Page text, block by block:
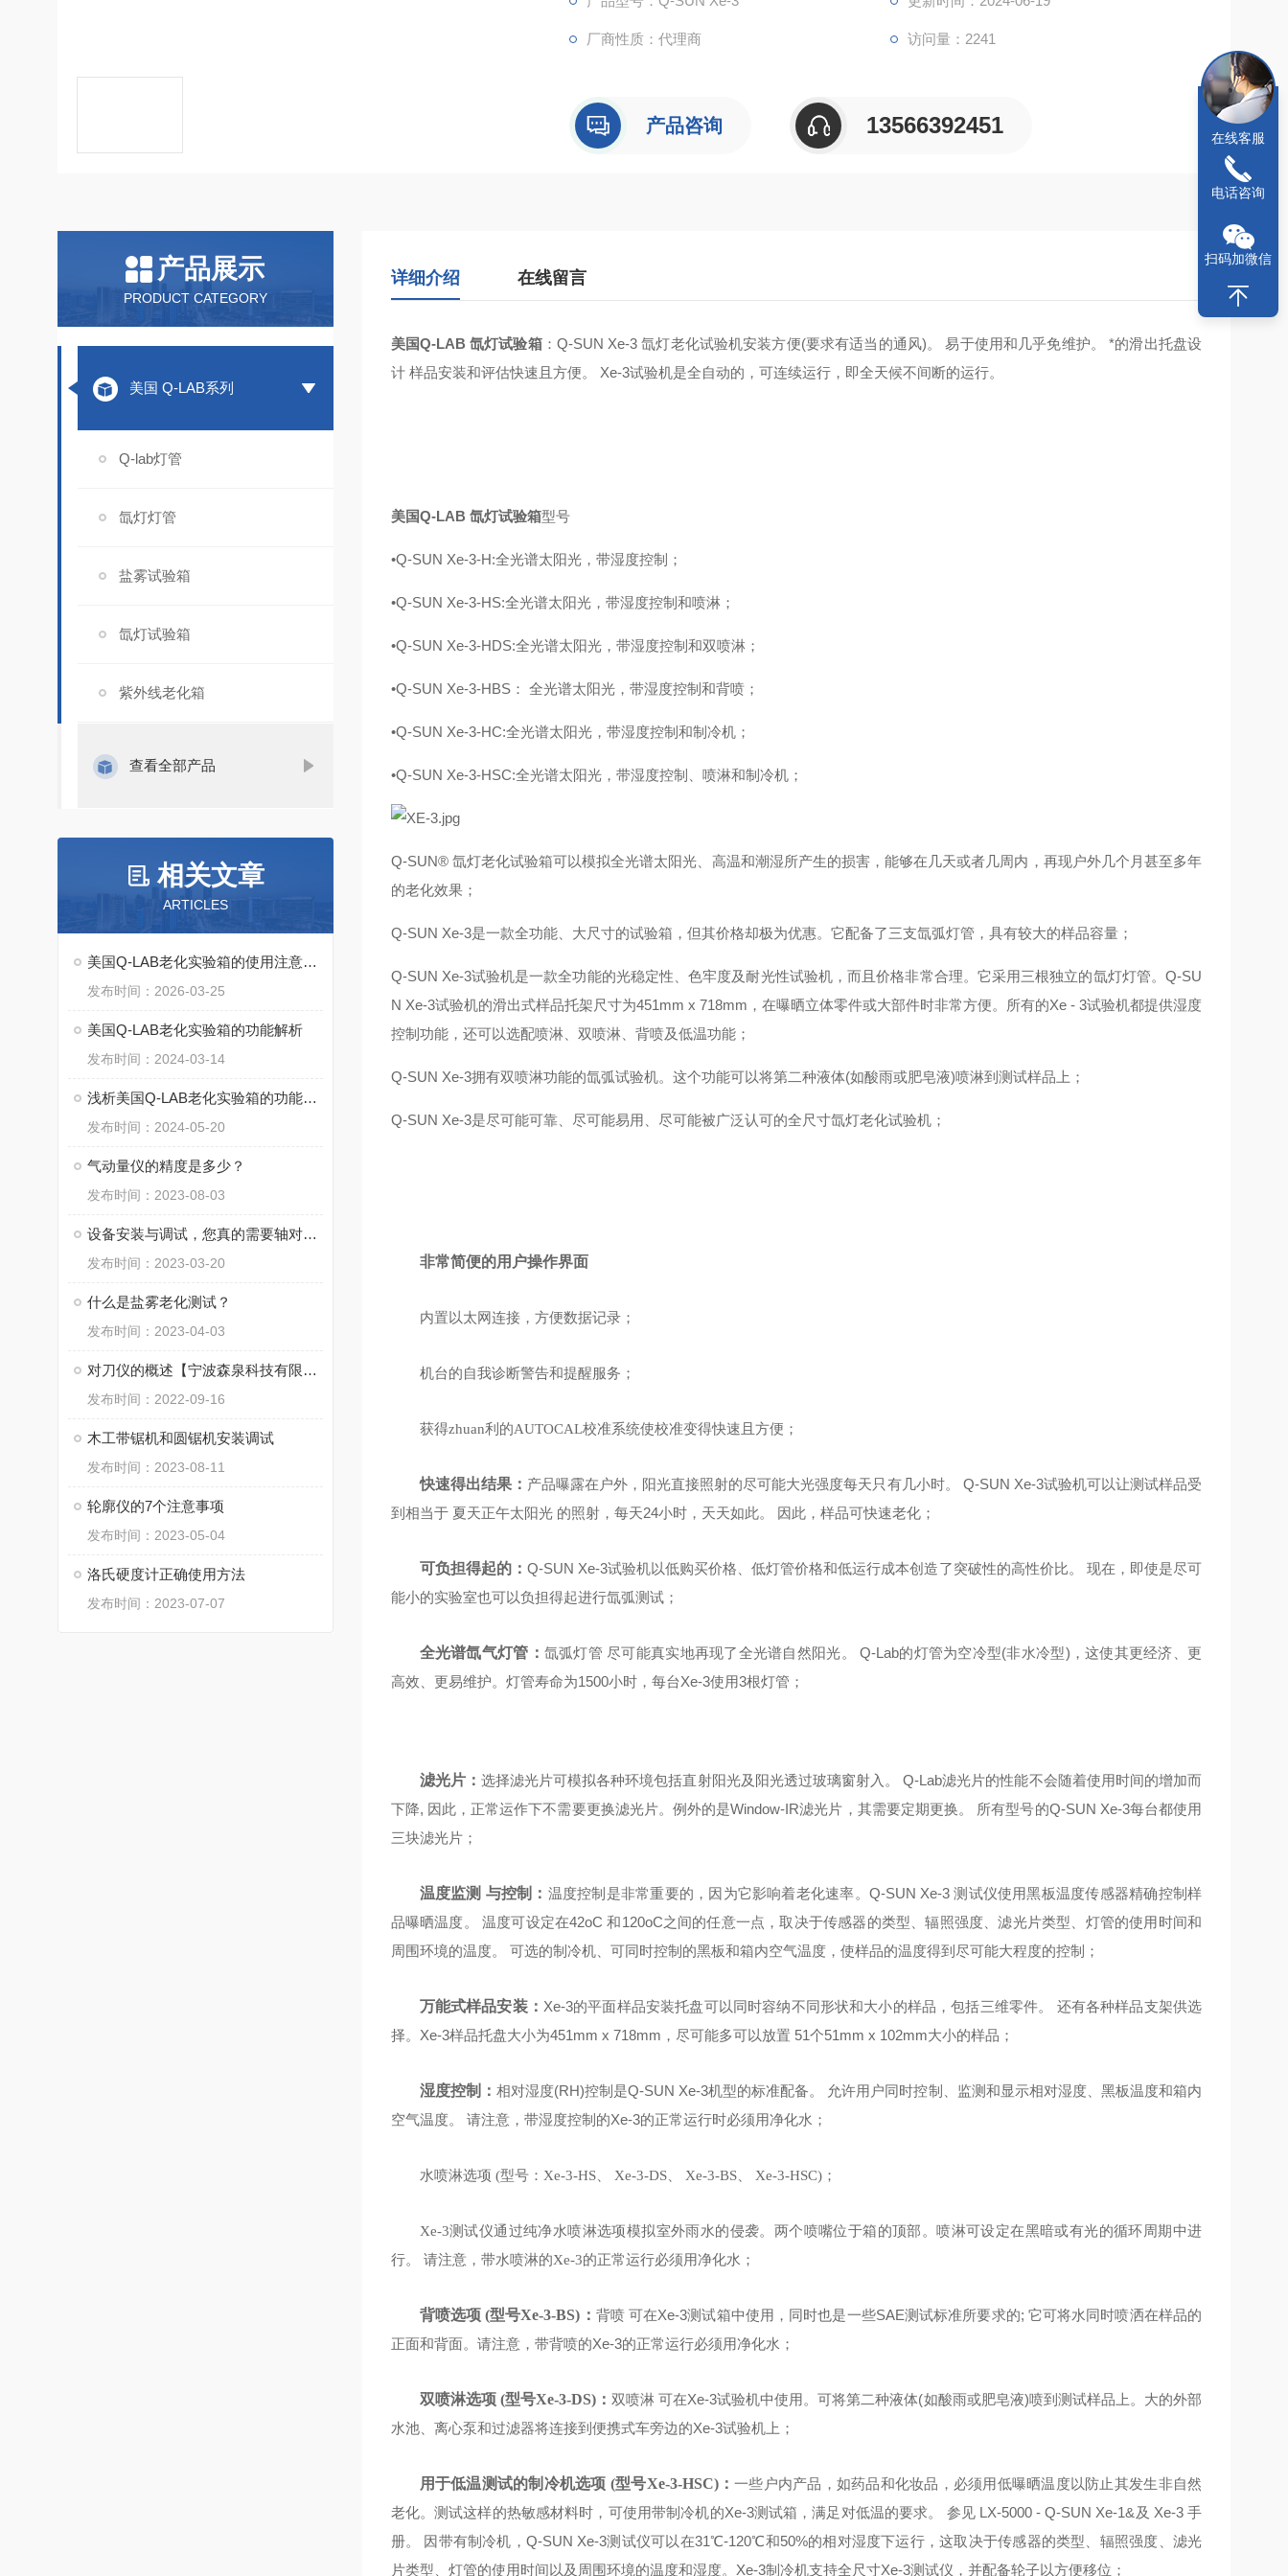
厂商性质：代理商 访问量：2241
产品咨询 13566392451
产品展示
PRODUCT CATEGORY
美国 Q-LAB系列
Q-lab灯管
氙灯灯管
盐雾试验箱
氙灯试验箱
紫外线老化箱
查看全部产品
相关文章
ARTICLES
美国Q-LAB老化实验箱的使用注意事项
发布时间：2026-03-25
美国Q-LAB老化实验箱的功能解析
发布时间：2024-03-14
浅析美国Q-LAB老化实验箱的功能特点
发布时间：2024-05-20
气动量仪的精度是多少？
发布时间：2023-08-03
设备安装与调试，您真的需要轴对中公差吗？
发布时间：2023-03-20
什么是盐雾老化测试？
发布时间：2023-04-03
对刀仪的概述【宁波森泉科技有限公司】
发布时间：2022-09-16
木工带锯机和圆锯机安装调试
发布时间：2023-08-11
轮廓仪的7个注意事项
发布时间：2023-05-04
洛氏硬度计正确使用方法
发布时间：2023-07-07
详细介绍 在线留言
美国Q-LAB 氙灯试验箱： Q-SUN Xe-3 氙灯老化试验机安装方便(要求有适当的通风)。 易于使用和几乎免维护。 *的滑出托盘设
计 样品安装和评估快速且方便。 Xe-3试验机是全自动的，可连续运行，即全天候不间断的运行。
美国Q-LAB 氙灯试验箱型号
•Q-SUN Xe-3-H:全光谱太阳光，带湿度控制；
•Q-SUN Xe-3-HS:全光谱太阳光，带湿度控制和喷淋；
•Q-SUN Xe-3-HDS:全光谱太阳光，带湿度控制和双喷淋；
•Q-SUN Xe-3-HBS： 全光谱太阳光，带湿度控制和背喷；
•Q-SUN Xe-3-HC:全光谱太阳光，带湿度控制和制冷机；
•Q-SUN Xe-3-HSC:全光谱太阳光，带湿度控制、喷淋和制冷机；
Q-SUN® 氙灯老化试验箱可以模拟全光谱太阳光、高温和潮湿所产生的损害，能够在几天或者几周内，再现户外几个月甚至多年
的老化效果；
Q-SUN Xe-3是一款全功能、大尺寸的试验箱，但其价格却极为优惠。它配备了三支氙弧灯管，具有较大的样品容量；
Q-SUN Xe-3试验机是一款全功能的光稳定性、色牢度及耐光性试验机，而且价格非常合理。它采用三根独立的氙灯灯管。Q-SU
N Xe-3试验机的滑出式样品托架尺寸为451mm x 718mm，在曝晒立体零件或大部件时非常方便。所有的Xe - 3试验机都提供湿度
控制功能，还可以选配喷淋、双喷淋、背喷及低温功能；
Q-SUN Xe-3拥有双喷淋功能的氙弧试验机。这个功能可以将第二种液体(如酸雨或肥皂液)喷淋到测试样品上；
Q-SUN Xe-3是尽可能可靠、尽可能易用、尽可能被广泛认可的全尺寸氙灯老化试验机；
非常简便的用户操作界面
内置以太网连接，方便数据记录；
机台的自我诊断警告和提醒服务；
获得zhuan利的AUTOCAL校准系统使校准变得快速且方便；
快速得出结果： 产品曝露在户外，阳光直接照射的尽可能大光强度每天只有几小时。 Q-SUN Xe-3试验机可以让测试样品受
到相当于 夏天正午太阳光 的照射，每天24小时，天天如此。 因此，样品可快速老化；
可负担得起的： Q-SUN Xe-3试验机以低购买价格、低灯管价格和低运行成本创造了突破性的高性价比。 现在，即使是尽可
能小的实验室也可以负担得起进行氙弧测试；
全光谱氙气灯管： 氙弧灯管 尽可能真实地再现了全光谱自然阳光。 Q-Lab的灯管为空冷型(非水冷型)，这使其更经济、更
高效、更易维护。灯管寿命为1500小时，每台Xe-3使用3根灯管；
滤光片： 选择滤光片可模拟各种环境包括直射阳光及阳光透过玻璃窗射入。 Q-Lab滤光片的性能不会随着使用时间的增加而
下降, 因此，正常运作下不需要更换滤光片。例外的是Window-IR滤光片，其需要定期更换。 所有型号的Q-SUN Xe-3每台都使用
三块滤光片；
温度监测 与控制： 温度控制是非常重要的，因为它影响着老化速率。Q-SUN Xe-3 测试仪使用黑板温度传感器精确控制样
品曝晒温度。 温度可设定在42oC 和120oC之间的任意一点，取决于传感器的类型、辐照强度、滤光片类型、灯管的使用时间和
周围环境的温度。 可选的制冷机、可同时控制的黑板和箱内空气温度，使样品的温度得到尽可能大程度的控制；
万能式样品安装： Xe-3的平面样品安装托盘可以同时容纳不同形状和大小的样品，包括三维零件。 还有各种样品支架供选
择。Xe-3样品托盘大小为451mm x 718mm，尽可能多可以放置 51个51mm x 102mm大小的样品；
湿度控制： 相对湿度(RH)控制是Q-SUN Xe-3机型的标准配备。 允许用户同时控制、监测和显示相对湿度、黑板温度和箱内
空气温度。 请注意，带湿度控制的Xe-3的正常运行时必须用净化水；
水喷淋选项 (型号：Xe-3-HS、 Xe-3-DS、 Xe-3-BS、 Xe-3-HSC)；
Xe-3测试仪通过纯净水喷淋选项模拟室外雨水的侵袭。两个喷嘴位于箱的顶部。喷淋可设定在黑暗或有光的循环周期中进
行。 请注意，带水喷淋的Xe-3的正常运行必须用净化水；
背喷选项 (型号Xe-3-BS)： 背喷 可在Xe-3测试箱中使用，同时也是一些SAE测试标准所要求的; 它可将水同时喷洒在样品的
正面和背面。请注意，带背喷的Xe-3的正常运行必须用净化水；
双喷淋选项 (型号Xe-3-DS)： 双喷淋 可在Xe-3试验机中使用。可将第二种液体(如酸雨或肥皂液)喷到测试样品上。大的外部
水池、离心泵和过滤器将连接到便携式车旁边的Xe-3试验机上；
用于低温测试的制冷机选项 (型号Xe-3-HSC)：一些户内产品，如药品和化妆品，必须用低曝晒温度以防止其发生非自然
老化。测试这样的热敏感材料时，可使用带制冷机的Xe-3测试箱，满足对低温的要求。 参见 LX-5000 - Q-SUN Xe-1&及 Xe-3 手
册。 因带有制冷机，Q-SUN Xe-3测试仪可以在31℃-120℃和50%的相对湿度下运行，这取决于传感器的类型、辐照强度、滤光
片类型、灯管的使用时间以及周围环境的温度和湿度。Xe-3制冷机支持全尺寸Xe-3测试仪，并配备轮子以方便移位；
在线客服
电话咨询
扫码加微信